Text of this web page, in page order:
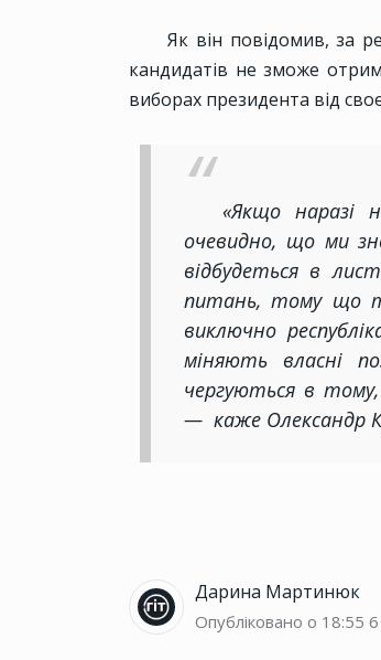
Як він повідомив, за
кандидатів не зможе
виборах президента від
«Якщо наразі
очевидно, що ми
відбудеться в
питань, тому що
виключно
міняють власні
чергуються в
— каже Олександр
Дарина Мартинюк
Опубліковано о 18:55